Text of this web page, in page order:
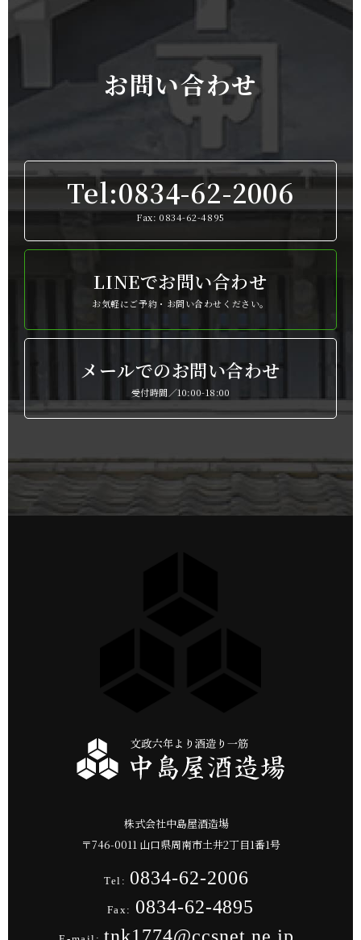
お問い合わせ
Tel:0834-62-2006
Fax: 0834-62-4895
LINEでお問い合わせ
お気軽にご予約・お問い合わせください。
メールでのお問い合わせ
受付時間／10:00-18:00
株式会社中島屋酒造場
〒746-0011 山口県周南市土井2丁目1番1号
Tel: 0834-62-2006
Fax: 0834-62-4895